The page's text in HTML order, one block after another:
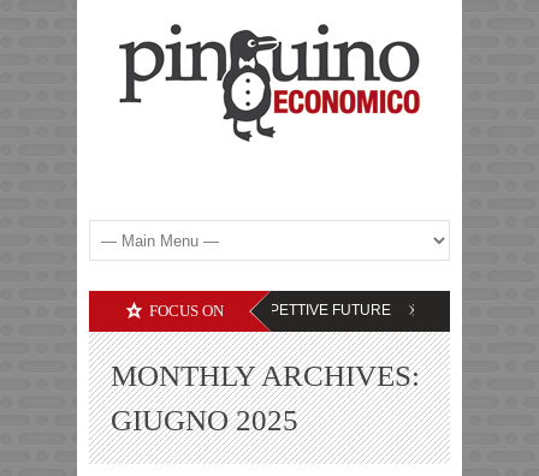
FOCUS ON
ALTRE COMMODITIES – LE PROSPETTIVE FUTURE DEBITI DELLE
MONTHLY ARCHIVES:
GIUGNO 2025